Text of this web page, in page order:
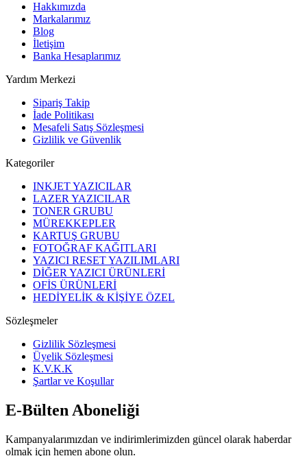
Hakkımızda
Markalarımız
Blog
İletişim
Banka Hesaplarımız
Yardım Merkezi
Sipariş Takip
İade Politikası
Mesafeli Satış Sözleşmesi
Gizlilik ve Güvenlik
Kategoriler
INKJET YAZICILAR
LAZER YAZICILAR
TONER GRUBU
MÜREKKEPLER
KARTUŞ GRUBU
FOTOĞRAF KAĞITLARI
YAZICI RESET YAZILIMLARI
DİĞER YAZICI ÜRÜNLERİ
OFİS ÜRÜNLERİ
HEDİYELİK & KİŞİYE ÖZEL
Sözleşmeler
Gizlilik Sözleşmesi
Üyelik Sözleşmesi
K.V.K.K
Şartlar ve Koşullar
E-Bülten Aboneliği
Kampanyalarımızdan ve indirimlerimizden güncel olarak haberdar
olmak için hemen abone olun.